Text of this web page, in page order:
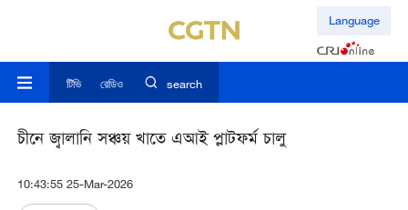
Language
টিভি রেডিও search
চীনে জ্বালানি সঞ্চয় খাতে এআই প্লাটফর্ম চালু
10:43:55 25-Mar-2026